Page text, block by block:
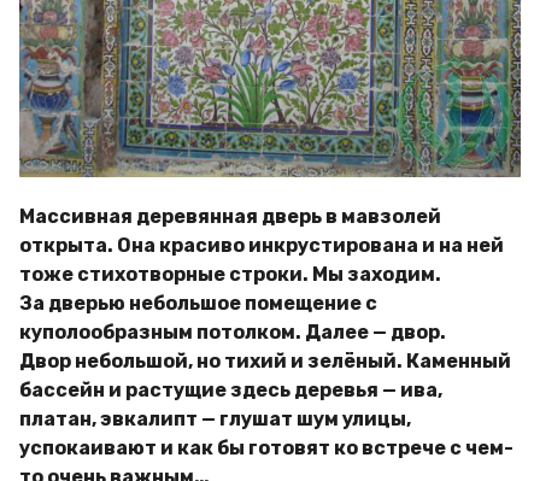
Массивная деревянная дверь в мавзолей
открыта. Она красиво инкрустирована и на ней
тоже стихотворные строки. Мы заходим.
За дверью небольшое помещение с
куполообразным потолком. Далее — двор.
Двор небольшой, но тихий и зелёный. Каменный
бассейн и растущие здесь деревья — ива,
платан, эвкалипт — глушат шум улицы,
успокаивают и как бы готовят ко встрече с чем-